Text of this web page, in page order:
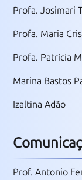
Profa. Josimari
Profa. Maria
Profa. Patrícia
Marina Bastos
Izaltina Adão
Prof. Antonio